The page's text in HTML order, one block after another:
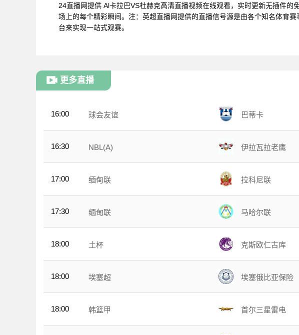
24直播网提供 Al卡拉巴VS杜赫克高清直播视频在线观看，实时更新无插件
场上的每个精彩瞬间。注：英超直播网提供的直播信号源是由各个知名体育
台来实现一站式观赛。
更多直播
16:00 球会友谊 巴蒂卡
16:30 NBL(A) 伊拉瓦拉老鹰
17:00 缅甸联 拉科尼联
17:30 缅甸联 马哈尔联
18:00 土杯 克斯欧仁古库
18:00 埃塞超 埃塞俄比亚保险
18:00 韩篮甲 首尔三星雷电